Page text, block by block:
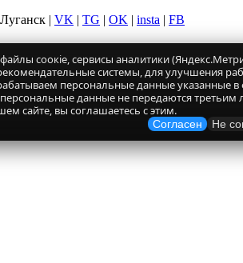
| VK | TG | OK | insta | FB
соокіе, сервисы аналитики
системы, для улучшения
персональные данные указанные
данные не передаются третьим
сайте, вы соглашаетесь с этим.
Согласен Не